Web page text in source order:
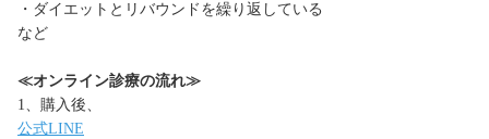
・ダイエットとリバウンドを繰り返している
など
≪オンライン診療の流れ≫
1、購入後、
公式LINE